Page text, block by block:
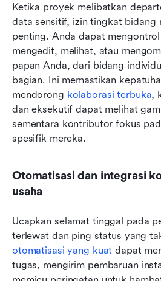
Ketika proyek melibatkan
data sensitif, izin tingkat bidang
penting. Anda dapat
mengedit, melihat, atau
papan Anda, dari bidang
bagian. Ini memastikan
mendorong kolaborasi terbuka,
dan eksekutif dapat melihat
sementara kontributor fokus
spesifik mereka.
Otomatisasi dan integrasi
usaha
Ucapkan selamat tinggal pada
terlewat dan ping status yang
otomatisasi yang kuat dapat
tugas, mengirim pembaruan